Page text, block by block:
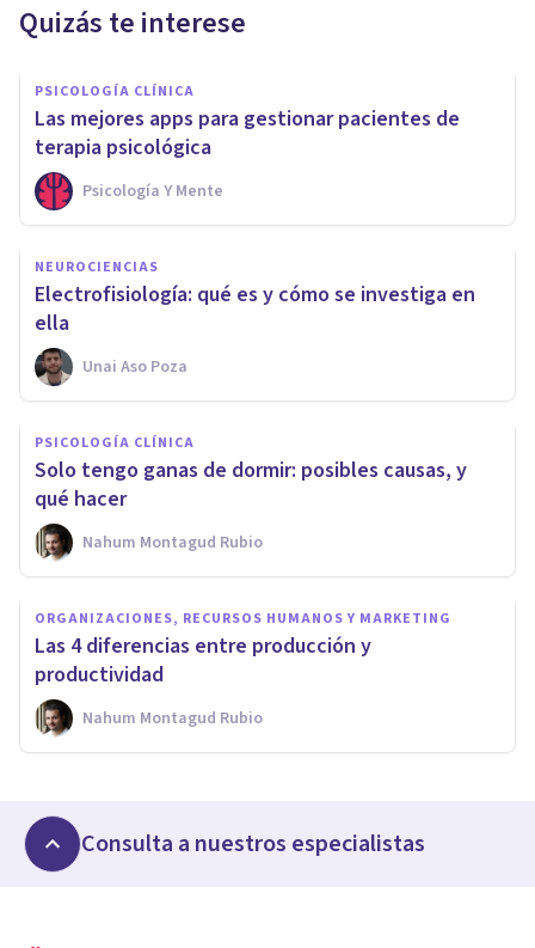
Quizás te interese
PSICOLOGÍA CLÍNICA
Las mejores apps para gestionar pacientes de
terapia psicológica
Psicología Y Mente
NEUROCIENCIAS
Electrofisiología: qué es y cómo se investiga en
ella
Unai Aso Poza
PSICOLOGÍA CLÍNICA
Solo tengo ganas de dormir: posibles causas, y
qué hacer
Nahum Montagud Rubio
ORGANIZACIONES, RECURSOS HUMANOS Y MARKETING
Las 4 diferencias entre producción y
productividad
Nahum Montagud Rubio
Consulta a nuestros especialistas